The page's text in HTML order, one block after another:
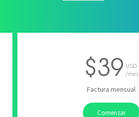
$39 USD
/mes
Factura mensual
Comenzar